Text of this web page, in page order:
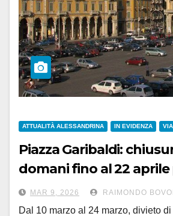
ATTUALITÀ ALESSANDRINA IN EVIDENZA
Piazza Garibaldi:
domani fino al 22 aprile
alla rete gas
MAR 9, 2026 RAIMONDO
Dal 10 marzo al 24 marzo, divieto di